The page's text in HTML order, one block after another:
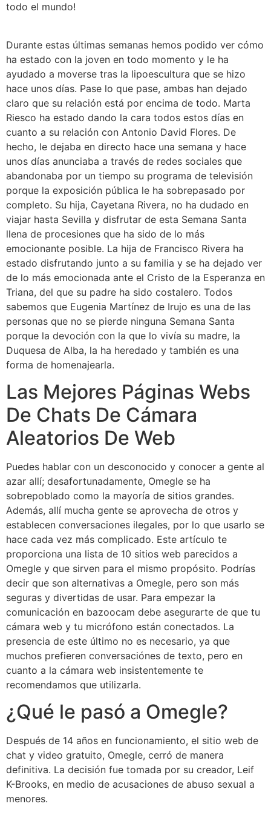
todo el mundo!
Durante estas últimas semanas hemos podido ver cómo
ha estado con la joven en todo momento y le ha
ayudado a moverse tras la lipoescultura que se hizo
hace unos días. Pase lo que pase, ambas han dejado
claro que su relación está por encima de todo. Marta
Riesco ha estado dando la cara todos estos días en
cuanto a su relación con Antonio David Flores. De
hecho, le dejaba en directo hace una semana y hace
unos días anunciaba a través de redes sociales que
abandonaba por un tiempo su programa de televisión
porque la exposición pública le ha sobrepasado por
completo. Su hija, Cayetana Rivera, no ha dudado en
viajar hasta Sevilla y disfrutar de esta Semana Santa
llena de procesiones que ha sido de lo más
emocionante posible. La hija de Francisco Rivera ha
estado disfrutando junto a su familia y se ha dejado ver
de lo más emocionada ante el Cristo de la Esperanza en
Triana, del que su padre ha sido costalero. Todos
sabemos que Eugenia Martínez de Irujo es una de las
personas que no se pierde ninguna Semana Santa
porque la devoción con la que lo vivía su madre, la
Duquesa de Alba, la ha heredado y también es una
forma de homenajearla.
Las Mejores Páginas Webs
De Chats De Cámara
Aleatorios De Web
Puedes hablar con un desconocido y conocer a gente al
azar allí; desafortunadamente, Omegle se ha
sobrepoblado como la mayoría de sitios grandes.
Además, allí mucha gente se aprovecha de otros y
establecen conversaciones ilegales, por lo que usarlo se
hace cada vez más complicado. Este artículo te
proporciona una lista de 10 sitios web parecidos a
Omegle y que sirven para el mismo propósito. Podrías
decir que son alternativas a Omegle, pero son más
seguras y divertidas de usar. Para empezar la
comunicación en bazoocam debe asegurarte de que tu
cámara web y tu micrófono están conectados. La
presencia de este último no es necesario, ya que
muchos prefieren conversaciónes de texto, pero en
cuanto a la cámara web insistentemente te
recomendamos que utilizarla.
¿Qué le pasó a Omegle?
Después de 14 años en funcionamiento, el sitio web de
chat y video gratuito, Omegle, cerró de manera
definitiva. La decisión fue tomada por su creador, Leif
K-Brooks, en medio de acusaciones de abuso sexual a
menores.